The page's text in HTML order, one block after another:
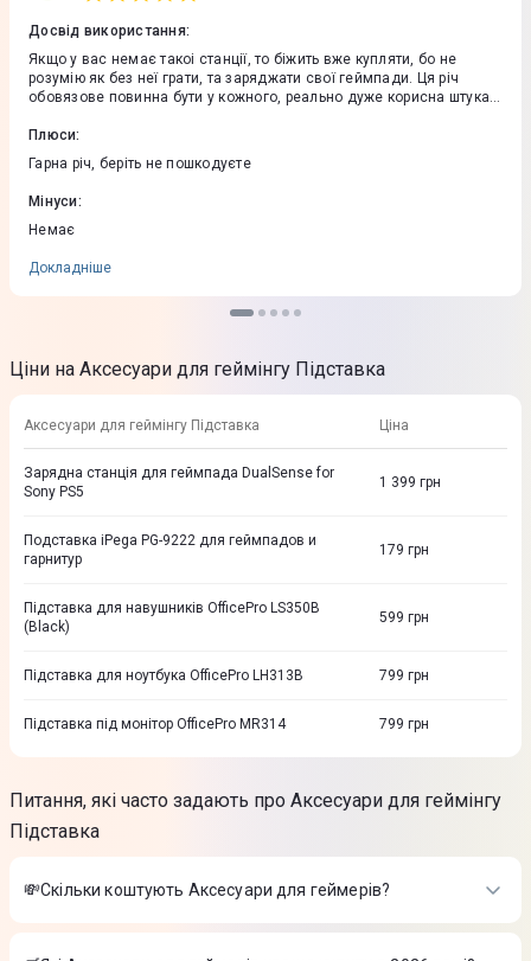
Досвід використання:
Якщо у вас немає такоі станції, то біжить вже купляти, бо не
розумію як без неї грати, та заряджати свої геймпади. Ця річ
обовязове повинна бути у кожного, реально дуже корисна штука.
заряджені обидва пристрої. Автоматично виключается при повній
зарядженості аккомулятора, це дуже зручно.
Плюси:
Гарна річ, беріть не пошкодуєте
Мінуси:
Немає
Докладніше
Ціни на Аксесуари для геймінгу Підставка
Аксесуари для геймінгу Підставка Ціна
Зарядна станція для геймпада DualSense for
Sony PS5
1 399 грн
Подставка iPega PG-9222 для геймпадов и
гарнитур
179 грн
Підставка для навушників OfficePro LS350B
(Black)
599 грн
Підставка для ноутбука OfficePro LH313B 799 грн
Підставка під монітор OfficePro MR314 799 грн
Питання, які часто задають про Аксесуари для геймінгу
Підставка
💸Скільки коштують Аксесуари для геймерів?
інтернет-магазині Цитрус